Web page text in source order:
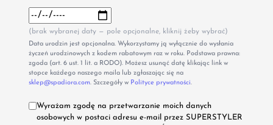
(brak wybranej daty — pole opcjonalne, kliknij żeby wybrać)
Data urodzin jest opcjonalna. Wykorzystamy ją wyłącznie do wysłania
życzeń urodzinowych z kodem rabatowym raz w roku. Podstawa prawna:
zgoda (art. 6 ust. 1 lit. a RODO). Możesz usunąć datę klikając link w
stopce każdego naszego maila lub zgłaszając się na
sklep@spadiora.com. Szczegóły w Polityce prywatności.
Wyrażam zgodę na przetwarzanie moich danych
osobowych w postaci adresu e-mail przez SUPERSTYLER